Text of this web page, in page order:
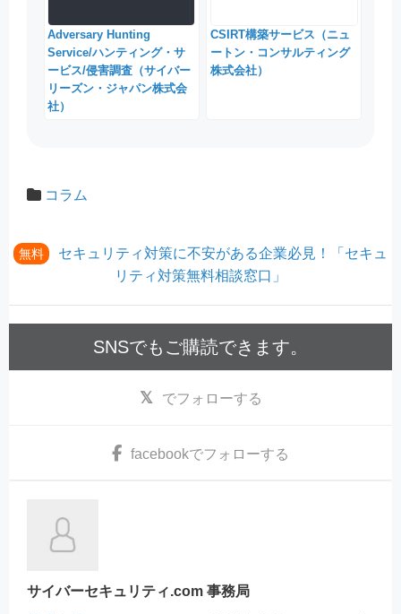
Adversary Hunting
Service/ハンティング・サ
ービス/侵害調査（サイバー
リーズン・ジャパン株式会
社）
CSIRT構築サービス（ニュ
ートン・コンサルティング
株式会社）
コラム
無料
セキュリティ対策に不安がある企業必見！「セキュ
リティ対策無料相談窓口」
SNSでもご購読できます。
でフォローする
facebookでフォローする
サイバーセキュリティ.com 事務局